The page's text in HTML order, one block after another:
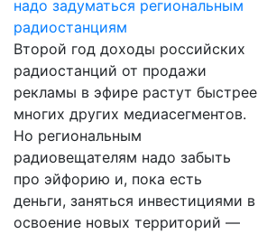
Второй год доходы российских
радиостанций от продажи
рекламы в эфире растут быстрее
многих других медиасегментов.
Но региональным
радиовещателям надо забыть
про эйфорию и, пока есть
деньги, заняться инвестициями в
освоение новых территорий —